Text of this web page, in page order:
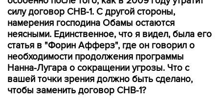
силу договор СНВ-1. С другой стороны,
намерения господина Обамы остаются
неясными. Единственное, что я видел, была его
статья в "Форин Афферз", где он говорил о
необходимости продолжения программы
Нанна-Лугара о сокращении угрозы. Что с
вашей точки зрения должно быть сделано,
чтобы заменить договор СНВ-1?